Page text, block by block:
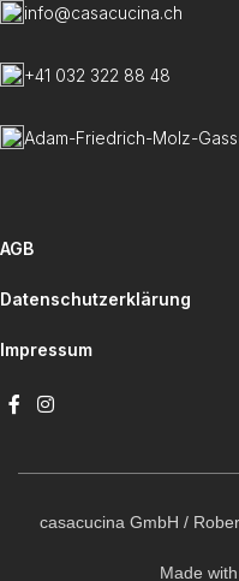
info@casacucina.ch
+41 032 322 88 48
Adam-Friedrich-Molz-
AGB
Datenschutzerklärung
Impressum
casacucina GmbH /
Made